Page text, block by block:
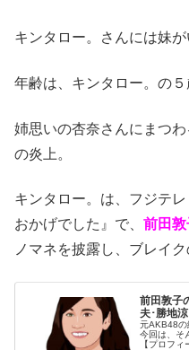
キンタロー。さんには妹
年齢は、キンタロー。の５
姉思いの杏奈さんにまつ
の炎上。
キンタロー。は、フジテ
おかげでした』で、 前田敦
ノマネを披露し、ブレイ
前田敦子
夫･勝地
元AKB48の
今回は、そ
【プロフ